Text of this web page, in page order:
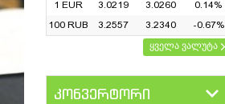
1 EUR
3.0219 3.0260
0.14%
100 RUB
3.2557 3.2340
-0.67%
ყველა ვალუტა
კონვერტორი